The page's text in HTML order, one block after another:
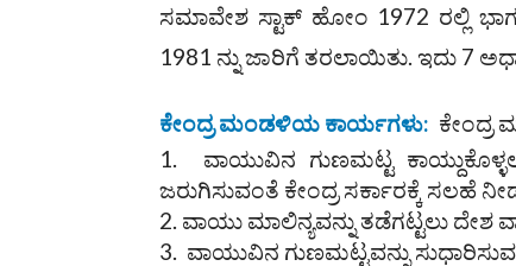
ಸಮಾವೇಶ ಸ್ಟಾಕ್ ಹೋಂ 1972 ರಲ್ಲಿ
1981 ನ್ನು ಜಾರಿಗೆ ತರಲಾಯಿತು. ಇದು 7
ಕೇಂದ್ರ ಮಂಡಳಿಯ ಕಾರ್ಯಗಳು:
ವಾಯುವಿನ ಗುಣಮಟ್ಟ
ಜರುಗಿಸುವಂತೆ ಕೇಂದ್ರ ಸರ್ಕಾರಕ್ಕೆ ಸಲಹೆ
ವಾಯು ಮಾಲಿನ್ಯವನ್ನು ತಡೆಗಟ್ಟಲು ದೇಶ
ವಾಯುವಿನ ಗುಣಮಟ್ಟವನ್ನು